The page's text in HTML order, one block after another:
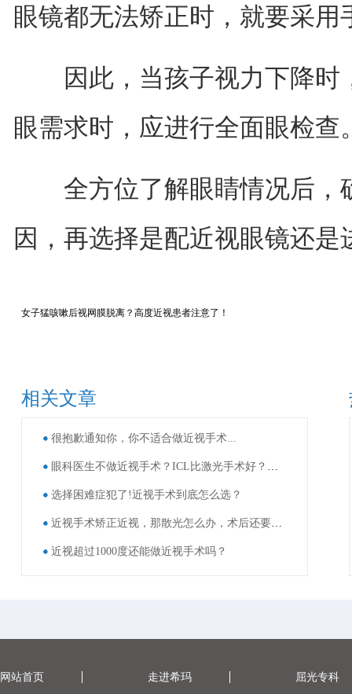
眼镜都无法矫正时，就要采用
因此，当孩子视力下降时
眼需求时，应进行全面眼检查
全方位了解眼睛情况后，
因，再选择是配近视眼镜还是
女子猛咳嗽后视网膜脱离？高度近视患者注意了！
相关文章
很抱歉通知你，你不适合做近视手术...
眼科医生不做近视手术？ICL比激光手术好？这些近视手术谣言，别再信了！
选择困难症犯了!近视手术到底怎么选？
近视手术矫正近视，那散光怎么办，术后还要戴眼镜吗？
近视超过1000度还能做近视手术吗？
网站首页 走进希玛 屈光专科